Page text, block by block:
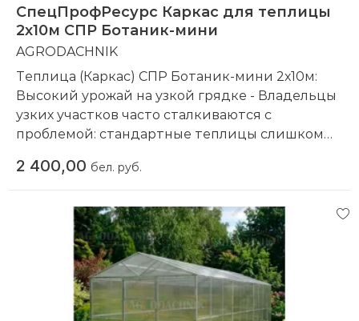
СпецПрофРесурс Каркас для теплицы
2х10м СПР Ботаник-мини
AGRODACHNIK
Теплица (Каркас) СПР Ботаник-мини 2х10м:
Высокий урожай на узкой грядке - Владельцы
узких участков часто сталкиваются с
проблемой: стандартные теплицы слишком
стен. "Ботаник-мини" длиной 10 метров и
ломает стереотипы. Благодаря форме
"домиком" и прямым стенам, она сочетает
компактность основания с огромным
внутренним объемом. Здесь вы можете
выращивать самые высокие сорта томатов
даже вплотную к стенке. Мы предлагаем вам
2 400,00 бел. руб.